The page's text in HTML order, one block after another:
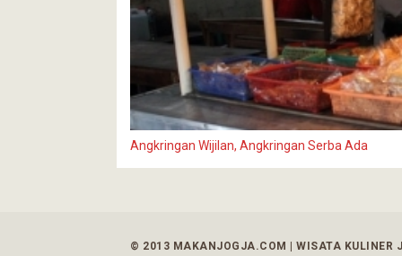
Angkringan Wijilan, Angkringan Serba Ada
© 2013 MAKANJOGJA.COM | WISATA KULINER